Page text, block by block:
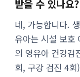
받을 수 있나요?
네, 가능합니다.
유아는 시설 보호
의 영유아 건강검
회, 구강 검진 4